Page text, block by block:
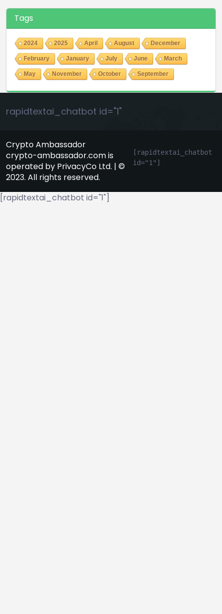
Tags
2024 2025 April August December
February January July June March
May November October September
rapidtextai_chatbot id="1"
Crypto Ambassador
crypto-ambassador.com is
operated by PrivacyCo Ltd. | ©
2023. All rights reserved.
[rapidtextai_chatbot
id="1"]
[rapidtextai_chatbot id="1"]